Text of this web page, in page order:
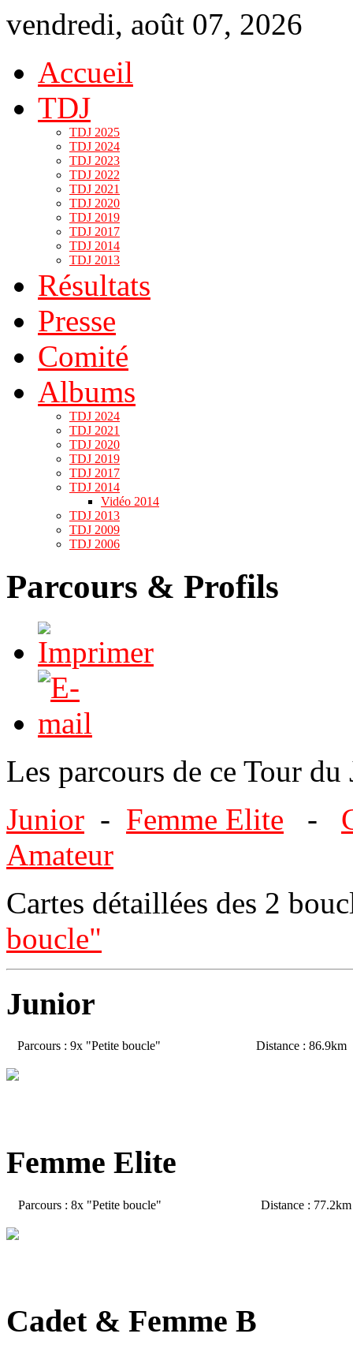
vendredi, août 07, 2026
Accueil
TDJ
TDJ 2025
TDJ 2024
TDJ 2023
TDJ 2022
TDJ 2021
TDJ 2020
TDJ 2019
TDJ 2017
TDJ 2014
TDJ 2013
Résultats
Presse
Comité
Albums
TDJ 2024
TDJ 2021
TDJ 2020
TDJ 2019
TDJ 2017
TDJ 2014
Vidéo 2014
TDJ 2013
TDJ 2009
TDJ 2006
Parcours & Profils
Les parcours de ce Tour du
Junior - Femme Elite -
Amateur
Cartes détaillées des 2
boucle"
Junior
Parcours : 9x "Petite boucle" Distance : 86.9km
Femme Elite
Parcours : 8x "Petite boucle" Distance : 77.2km
Cadet & Femme B